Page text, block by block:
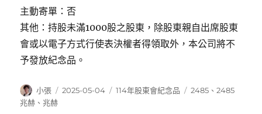
主動寄單：否
其他：持股未滿1000股之股東，除股東親自出席股東
會或以電子方式行使表決權者得領取外，本公司將不
予發放紀念品。
作
者
小張
發
2025-05-04
分
114年股東會紀念品
標
2485 、2485
兆赫 、兆赫